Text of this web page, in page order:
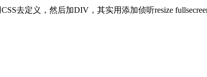
去定义，然后加DIV，其实用添加侦听resize